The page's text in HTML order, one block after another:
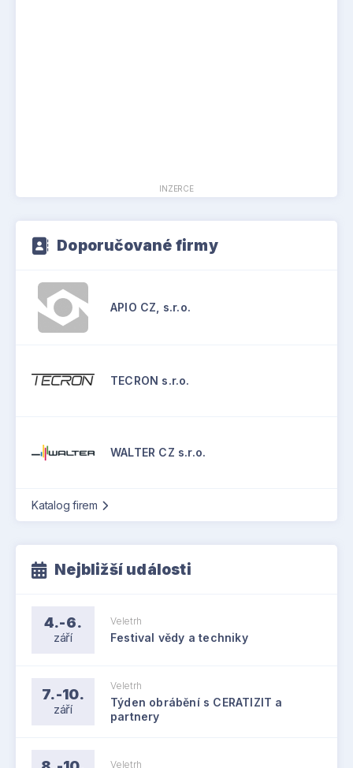
INZERCE
Doporučované firmy
APIO CZ, s.r.o.
TECRON s.r.o.
WALTER CZ s.r.o.
Katalog firem
Nejbližší události
4.-6.
září
Veletrh
Festival vědy a techniky
7.-10.
září
Veletrh
Týden obrábění s CERATIZIT a
partnery
Veletrh